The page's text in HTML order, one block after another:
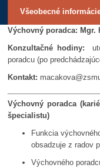
Všeobecné
Výchovný poradca: Mgr.
Konzultačné hodiny:
poradcu (po
Kontakt:
Výchovný poradca
špecialistu)
Funkcia
obsadzuje z radov
Výchovného